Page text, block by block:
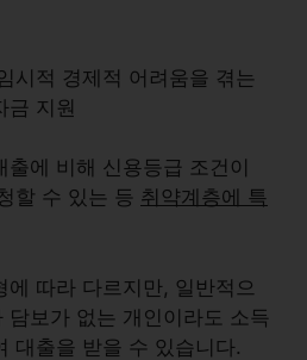
시적 경제적 어려움을 겪는
금 지원
에 비해 신용등급 조건이
할 수 있는 등 취약계층에 특
에 따라 다르지만, 일반적으
담보가 없는 개인이라도 소득
대출을 받을 수 있습니다.